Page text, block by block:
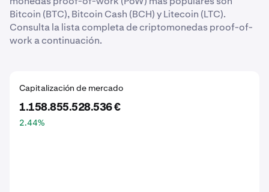
Bitcoin (BTC), Bitcoin Cash (BCH) y Litecoin (LTC).
Consulta la lista completa de criptomonedas proof-of-
work a continuación.
Capitalización de mercado
1.158.855.528.536 €
2.44%